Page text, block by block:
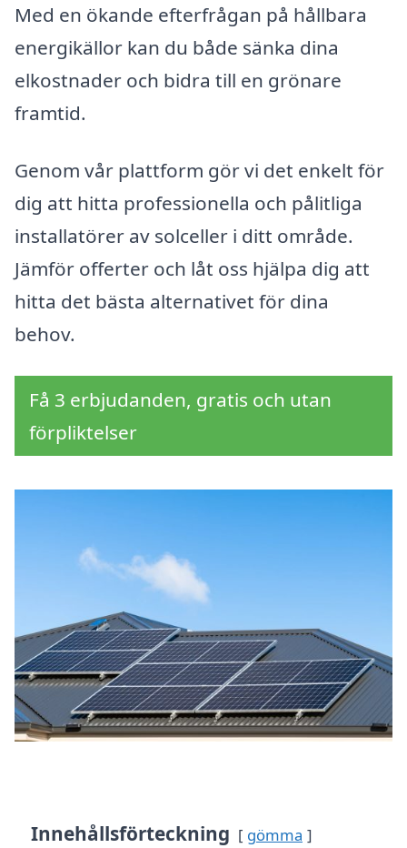
Med en ökande efterfrågan på hållbara
energikällor kan du både sänka dina
elkostnader och bidra till en grönare
framtid.
Genom vår plattform gör vi det enkelt för
dig att hitta professionella och pålitliga
installatörer av solceller i ditt område.
Jämför offerter och låt oss hjälpa dig att
hitta det bästa alternativet för dina
behov.
Få 3 erbjudanden, gratis och utan
förpliktelser
Innehållsförteckning gömma